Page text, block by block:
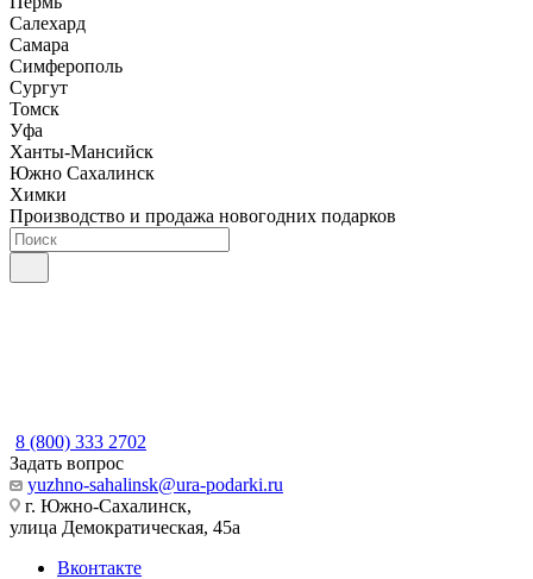
Салехард
Самара
Симферополь
Сургут
Томск
Уфа
Ханты-Мансийск
Южно Сахалинск
Химки
Производство и продажа новогодних подарков
8 (800) 333 2702
Задать вопрос
yuzhno-sahalinsk@ura-podarki.ru
г. Южно-Сахалинск,
улица Демократическая, 45а
Вконтакте